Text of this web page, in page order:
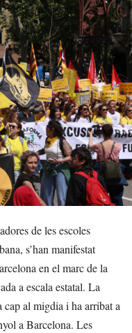
de les escoles
s’han manifestat
en el marc de la
a escala estatal. La
cap al migdia i ha arribat a
a Barcelona. Les